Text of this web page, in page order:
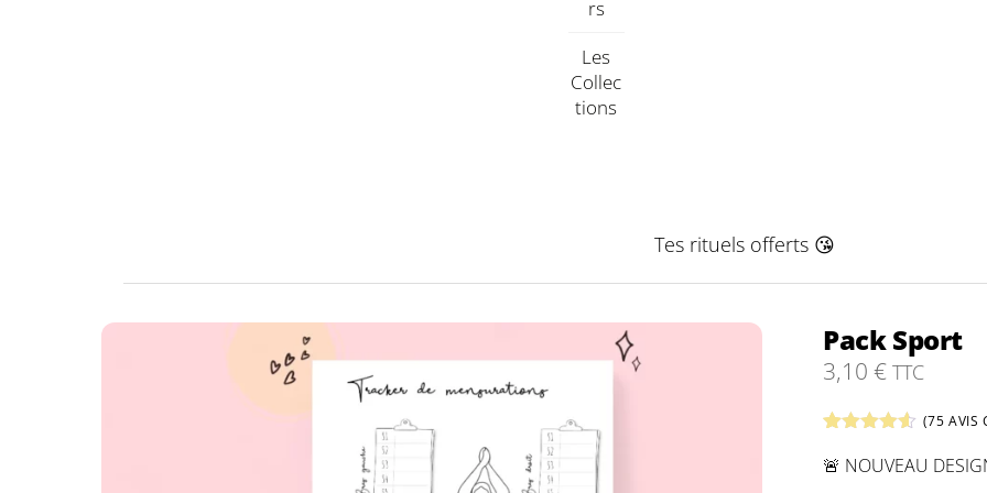
Rs
Les
Collec
Tions
Tes rituels offerts 😘
Pack Sport
3,10€ TTC
sur 5
(75 AVIS
🚨 NOUVEAU